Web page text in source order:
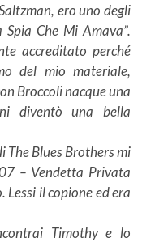
ero uno degli
Che Mi Amava”.
accreditato perché
del mio materiale,
Broccoli nacque una
diventò una bella
The Blues Brothers mi
– Vendetta Privata
Lessi il copione ed era
Timothy e lo